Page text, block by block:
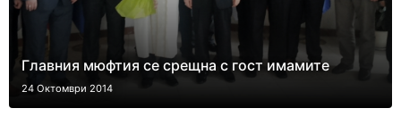
Главния мюфтия се срещна с гост имамите
24 Октомври 2014